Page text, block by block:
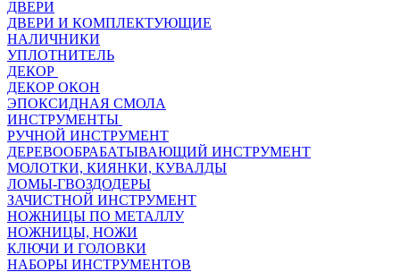
ДВЕРИ
ДВЕРИ И КОМПЛЕКТУЮЩИЕ
НАЛИЧНИКИ
УПЛОТНИТЕЛЬ
ДЕКОР
ДЕКОР ОКОН
ЭПОКСИДНАЯ СМОЛА
ИНСТРУМЕНТЫ
РУЧНОЙ ИНСТРУМЕНТ
ДЕРЕВООБРАБАТЫВАЮЩИЙ ИНСТРУМЕНТ
МОЛОТКИ, КИЯНКИ, КУВАЛДЫ
ЛОМЫ-ГВОЗДОДЕРЫ
ЗАЧИСТНОЙ ИНСТРУМЕНТ
НОЖНИЦЫ ПО МЕТАЛЛУ
НОЖНИЦЫ, НОЖИ
КЛЮЧИ И ГОЛОВКИ
НАБОРЫ ИНСТРУМЕНТОВ